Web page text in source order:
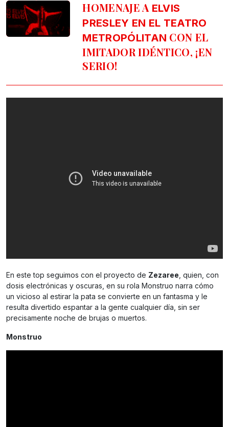
HOMENAJE AELVIS
PRESLEY EN EL TEATRO
METROPÓLITAN CON EL
IMITADOR IDÉNTICO, ¡EN
SERIO!
En este top seguimos con el proyecto de Zezaree, quien, con
dosis electrónicas y oscuras, en su rola Monstruo narra cómo
un vicioso al estirar la pata se convierte en un fantasma y le
resulta divertido espantar a la gente cualquier día, sin ser
precisamente noche de brujas o muertos.
Monstruo